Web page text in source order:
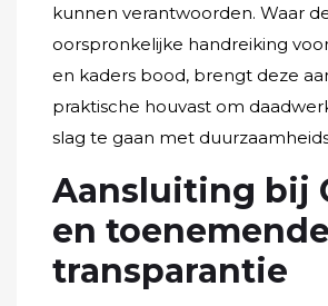
kunnen verantwoorden. Waar
oorspronkelijke handreiking
en kaders bood, brengt deze
praktische houvast om
slag te gaan met
Aansluiting bij
en toenemende
transparantie